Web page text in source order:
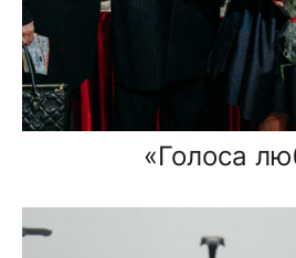
«Голоса